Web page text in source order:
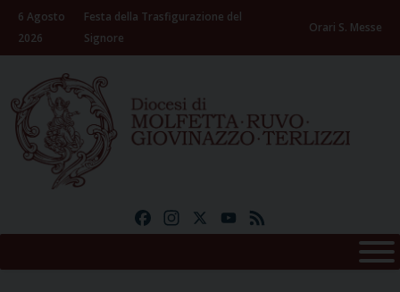
Skip
content
6 Agosto
2026
Festa della Trasfigurazione del
Signore
Orari S. Messe
FacebookInstagramYouTube